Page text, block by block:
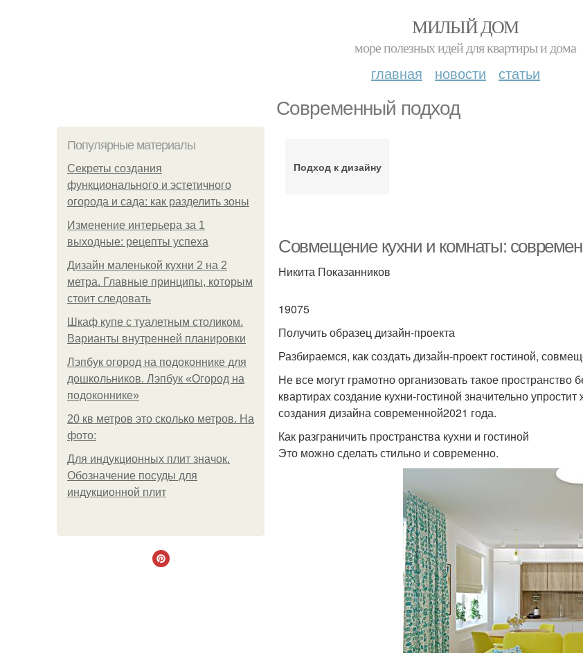
МИЛЫЙ ДОМ
море полезных идей для квартиры и дома
главная новости статьи
Современный подход
Популярные материалы
Секреты создания
функционального и эстетичного
огорода и сада: как разделить зоны
Изменение интерьера за 1
выходные: рецепты успеха
Дизайн маленькой кухни 2 на 2
метра. Главные принципы, которым
стоит следовать
Шкаф купе с туалетным столиком.
Варианты внутренней планировки
Лэпбук огород на подоконнике для
дошкольников. Лэпбук «Огород на
подоконнике»
20 кв метров это сколько метров. На
фото:
Для индукционных плит значок.
Обозначение посуды для
индукционной плит
Подход к дизайну
Совмещение кухни и комнаты:
Никита Показанников
19075
Получить образец дизайн-проекта
Разбираемся, как создать дизайн-проект гостиной,
Не все могут грамотно организовать такое
квартирах создание кухни-гостиной значительно
создания дизайна современной2021 года.
Как разграничить пространства кухни и гостиной
Это можно сделать стильно и современно.